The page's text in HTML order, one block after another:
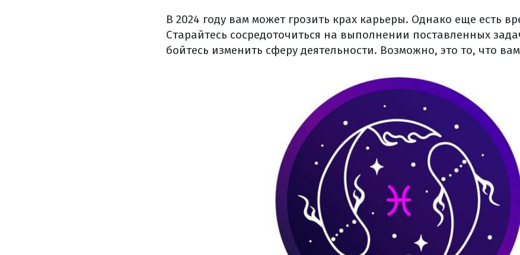
В 2024 году вам может грозить крах карьеры. Однако еще есть
Старайтесь сосредоточиться на выполнении поставленных
бойтесь изменить сферу деятельности. Возможно, это то, что